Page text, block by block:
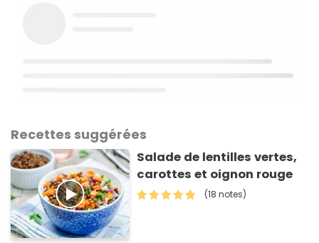
Recettes suggérées
Salade de lentilles vertes,
carottes et oignon rouge
(18 notes)